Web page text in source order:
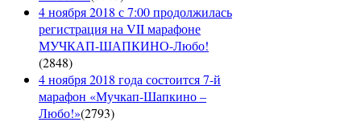
4 ноября 2018 с 7:00 продолжилась
регистрация на VII марафоне
МУЧКАП-ШАПКИНО-Любо!
(2848)
4 ноября 2018 года состоится 7-й
марафон «Мучкап-Шапкино –
Любо!»(2793)